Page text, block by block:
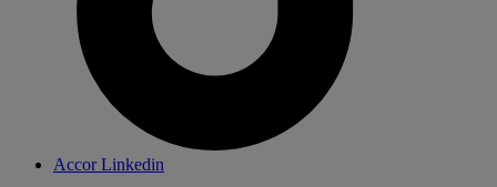
Accor Linkedin